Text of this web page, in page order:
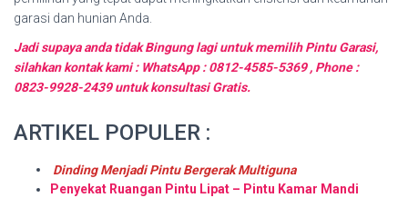
garasi dan hunian Anda.
Jadi supaya anda tidak Bingung lagi untuk memilih Pintu Garasi,
silahkan kontak kami : WhatsApp : 0812-4585-5369 , Phone :
0823-9928-2439 untuk konsultasi Gratis.
ARTIKEL POPULER :
Dinding Menjadi Pintu Bergerak Multiguna
Penyekat Ruangan Pintu Lipat – Pintu Kamar Mandi